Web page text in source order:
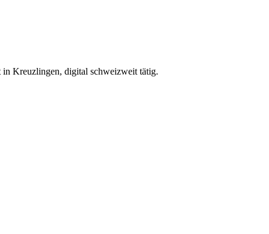
Kreuzlingen, digital schweizweit tätig.